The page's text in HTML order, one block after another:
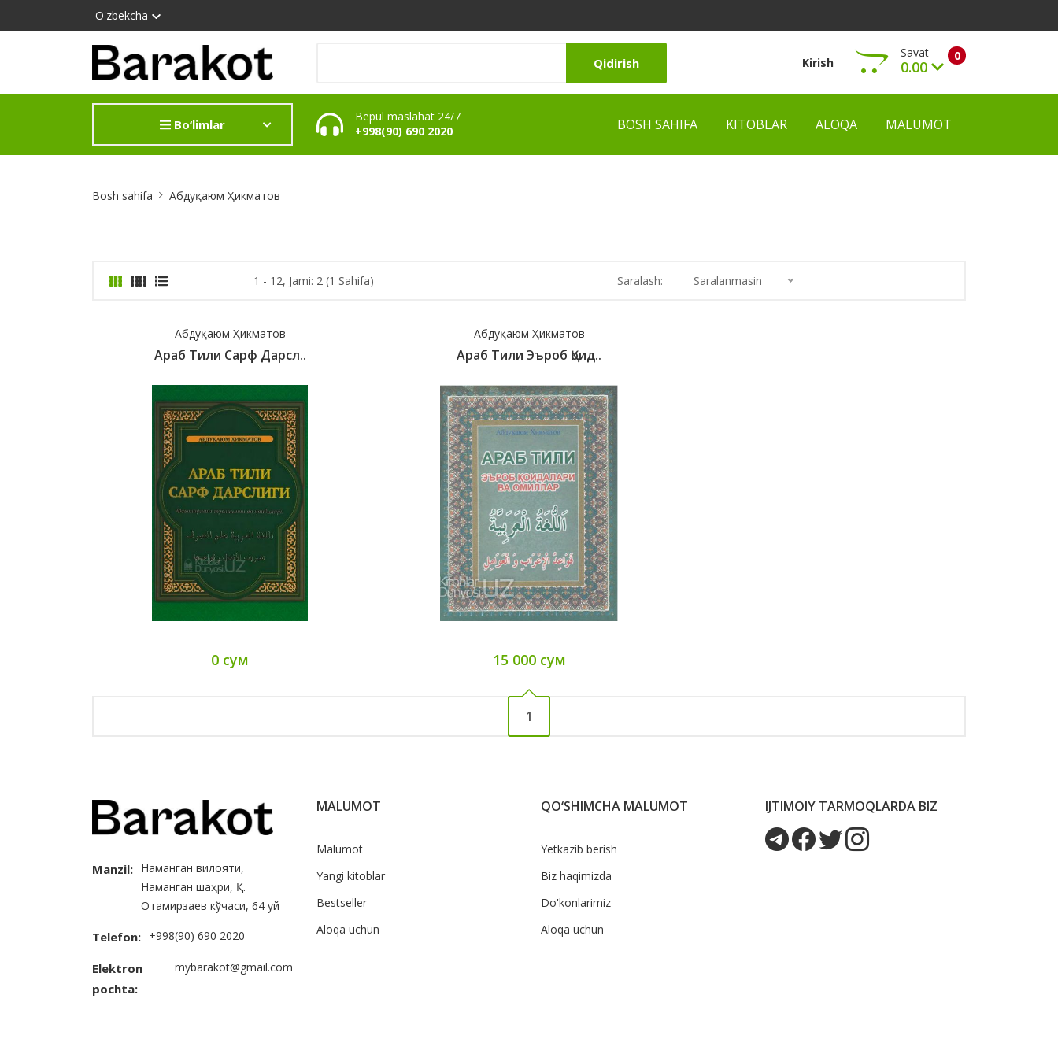
O'zbekcha
Qidirish Kirish 0
Savat
0.00
Ko‘rish
Bo‘limlar
Bepul maslahat 24/7
+998(90) 690 2020
BOSH SAHIFA KITOBLAR ALOQA MALUMOT
Bosh sahifa Абдуқаюм Ҳикматов
1 - 12, Jami: 2 (1 Sahifa) Saralash: Saralanmasin
Абдуқаюм Ҳикматов
Араб Тили Сарф Дарсл..
0 сум
Абдуқаюм Ҳикматов
Араб Тили Эъроб Қоид..
15 000 сум
1
Manzil: Наманган вилояти,
Наманган шаҳри, Қ.
Отамирзаев кўчаси, 64 уй
Telefon: +998(90) 690 2020
Elektron
pochta:
mybarakot@gmail.com
MALUMOT
Malumot
Yangi kitoblar
Bestseller
Aloqa uchun
QO‘SHIMCHA MALUMOT
Yetkazib berish
Biz haqimizda
Do'konlarimiz
Aloqa uchun
IJTIMOIY TARMOQLARDA BIZ